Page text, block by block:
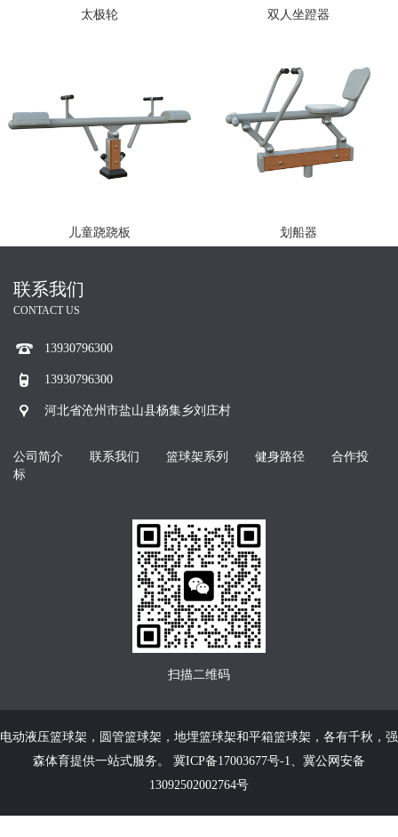
太极轮 双人坐蹬器
儿童跷跷板 划船器
联系我们
CONTACT US
13930796300
13930796300
河北省沧州市盐山县杨集乡刘庄村
公司简介 联系我们 篮球架系列 健身路径
合作投
标
扫描二维码
电动液压篮球架 ， 圆管篮球架 ， 地埋篮球架和平箱篮球架 ，各有千秋，强
森体育提供一站式服务。 冀ICP备17003677号-1
冀公网安备
13092502002764号